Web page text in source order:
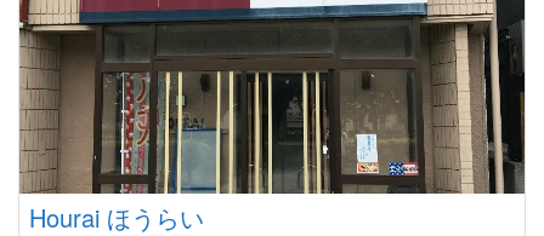
Hourai ほうらい